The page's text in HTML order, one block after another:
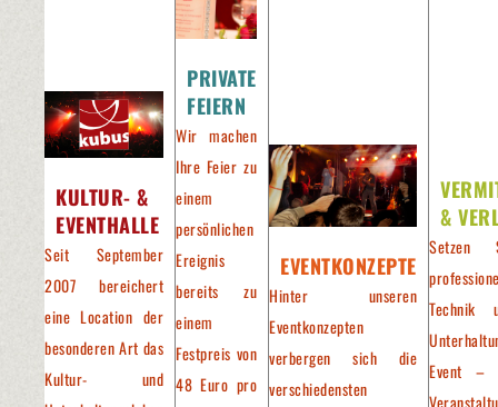
KULTUR- &
EVENTHALLE
Seit September
2007 bereichert
eine Location der
besonderen Art das
Kultur- und
PRIVATE
FEIERN
Wir machen
Ihre Feier zu
einem
persönlichen
Ereignis
bereits zu
einem
Festpreis von
48 Euro pro
EVENTKONZEPTE
Hinter unseren
Eventkonzepten
verbergen sich die
verschiedensten
&
Setzen
Technik
Event –